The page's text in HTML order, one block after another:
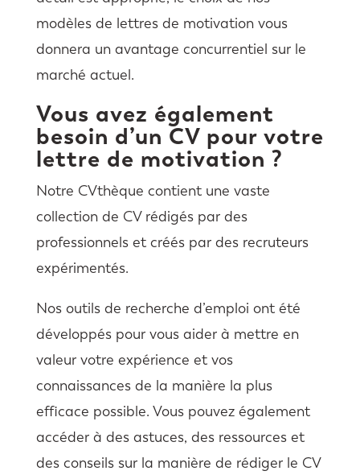
modèles de lettres de motivation vous
donnera un avantage concurrentiel sur le
marché actuel.
Vous avez également
besoin d’un CV pour votre
lettre de motivation ?
Notre CVthèque contient une vaste
collection de CV rédigés par des
professionnels et créés par des recruteurs
expérimentés.
Nos outils de recherche d’emploi ont été
développés pour vous aider à mettre en
valeur votre expérience et vos
connaissances de la manière la plus
efficace possible. Vous pouvez également
accéder à des astuces, des ressources et
des conseils sur la manière de rédiger le CV